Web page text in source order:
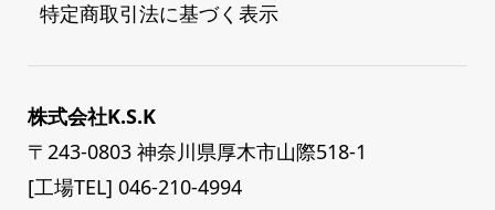
特定商取引法に基づく表示
株式会社K.S.K
〒243-0803 神奈川県厚木市山際518-1
[工場TEL] 046-210-4994